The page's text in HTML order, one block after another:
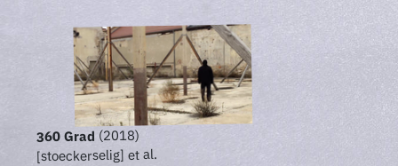
360 Grad (2018)
[stoeckerselig] et al.